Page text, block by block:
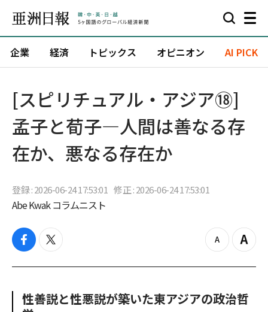
企業 経済 トピックス オピニオン AI PICK
[スピリチュアル・アジア⑱]
孟子と荀子―人間は善なる存
在か、悪なる存在か
登録 : 2026-06-24 17:53:01 修正 : 2026-06-24 17:53:01
Abe Kwak コラムニスト
f
c
o
t
i
e
z
o
o
u
Z
o
n
性善説と性悪説が築いた東アジアの政治哲